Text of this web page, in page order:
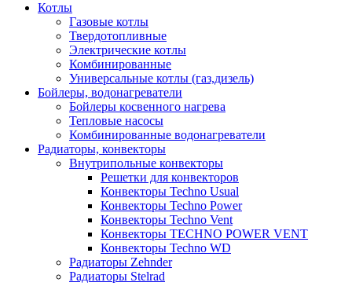
Котлы
Газовые котлы
Твердотопливные
Электрические котлы
Комбинированные
Универсальные котлы (газ,дизель)
Бойлеры, водонагреватели
Бойлеры косвенного нагрева
Тепловые насосы
Комбинированные водонагреватели
Радиаторы, конвекторы
Внутрипольные конвекторы
Решетки для конвекторов
Конвекторы Techno Usual
Конвекторы Techno Power
Конвекторы Techno Vent
Конвекторы TECHNO POWER VENT
Конвекторы Techno WD
Радиаторы Zehnder
Радиаторы Stelrad